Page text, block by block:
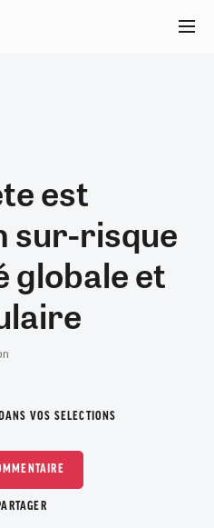
est
sur-risque
globale et
VOS SELECTIONS